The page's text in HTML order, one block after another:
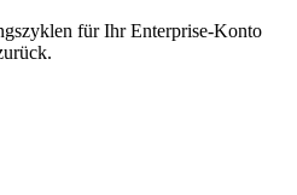
für Ihr Enterprise-Konto